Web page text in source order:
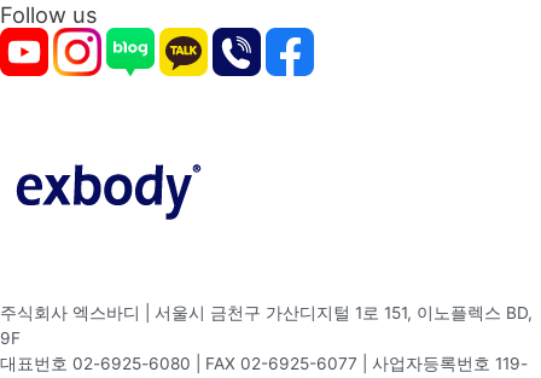
Follow us
주식회사 엑스바디 | 서울시 금천구 가산디지털 1로 151, 이노플렉스 BD,
9F
대표번호 02-6925-6080 | FAX 02-6925-6077 | 사업자등록번호 119-